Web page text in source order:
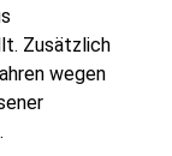
Zusätzlich
wegen